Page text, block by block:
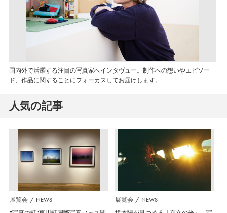
国内外で活躍する注目の写真家へインタヴュー。制作への想いやエピソー
ド、作品に関することにフォーカスしてお届けします。
人気の記事
展覧会 NEWS 展覧会 NEWS